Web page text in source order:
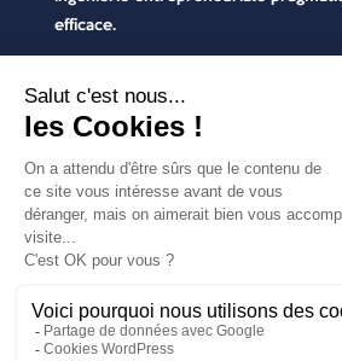
efficace.
Contactez-nous
04 72 71 54 72
30, rue Pré Gaudry, 69007 Lyon
contact@avancia.fr